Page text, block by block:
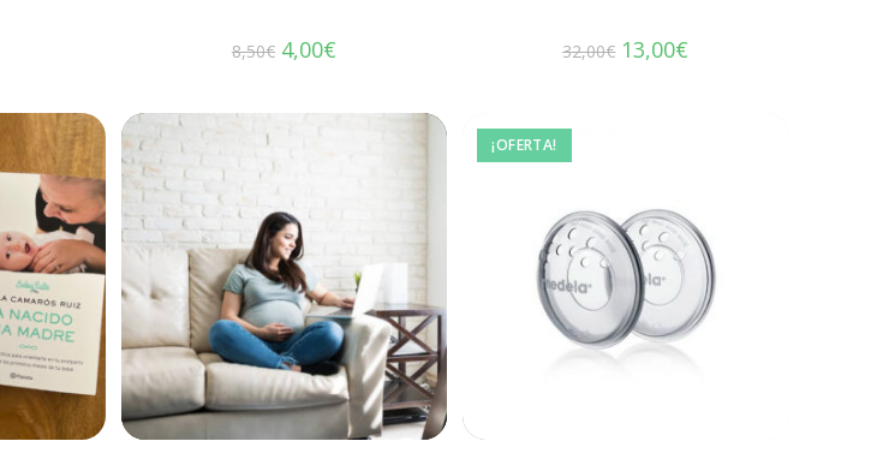
8,50€ 4,00€ 32,00€ 13,00€
¡OFERTA!